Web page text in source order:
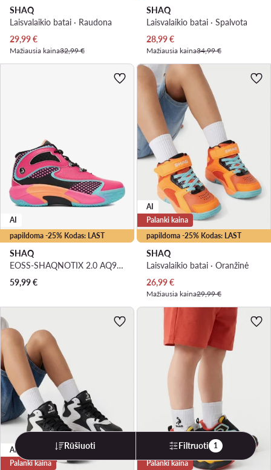
SHAQ
Laisvalaikio batai · Raudona
Dabartinė kaina
29,99€
Mažiausia kaina32,99 €
SHAQ
Laisvalaikio batai · Spalvota
Dabartinė kaina
28,99€
Mažiausia kaina34,99 €
papildoma -25% Kodas: LAST
AI
SHAQ
EOSS-SHAQNOTIX 2.0 AQ95039B-P · Krepšinio batai
59,99€
papildoma -25% Kodas: LAST
AI
Palanki kaina
SHAQ
Laisvalaikio batai · Oranžinė
Dabartinė kaina
26,99€
Mažiausia kaina29,99 €
AI
Palanki kaina
Palanki kaina
Rūšiuoti Filtruoti 1